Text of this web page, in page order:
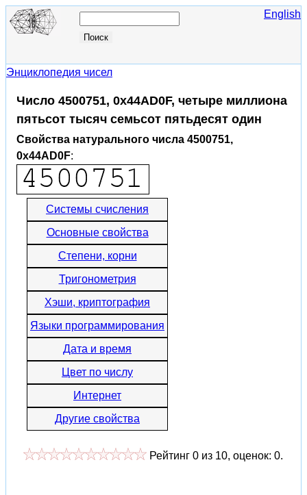
English
Энциклопедия чисел
Число 4500751, 0x44AD0F, четыре миллиона
пятьсот тысяч семьсот пятьдесят один
Свойства натурального числа 4500751,
0x44AD0F:
Системы счисления
Основные свойства
Степени, корни
Тригонометрия
Хэши, криптография
Языки программирования
Дата и время
Цвет по числу
Интернет
Другие свойства
Рейтинг 0 из 10, оценок: 0.